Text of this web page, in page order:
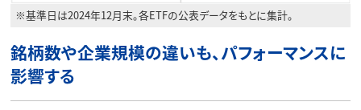
※基準日は2024年12月末。各ETFの公表データをもとに集計。
銘柄数や企業規模の違いも、パフォーマンスに
影響する